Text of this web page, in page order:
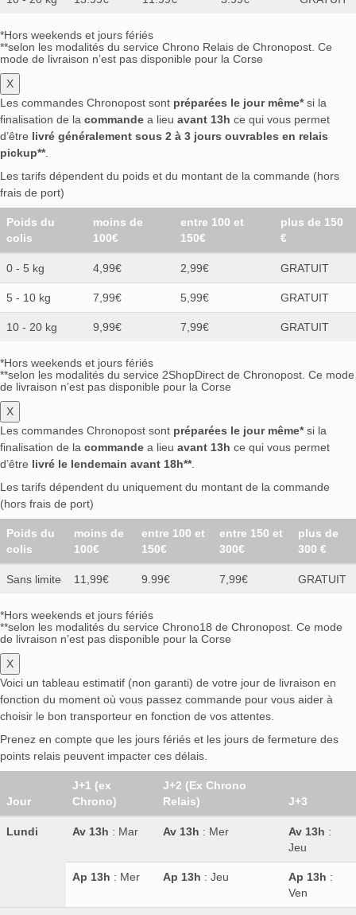
*Hors weekends et jours fériés
**selon les modalités du service Chrono Relais de Chronopost. Ce
mode de livraison n’est pas disponible pour la Corse
X
Les commandes Chronopost sont préparées le jour même*si la
finalisation de la commande a lieu avant 13h ce qui vous permet
d’être livré généralement sous 2 à 3 jours ouvrables en relais
pickup**.
Les tarifs dépendent du poids et du montant de la commande (hors
frais de port)
Poids du
colis
moins de
100€
entre 100 et
150€
plus de 150
€
0 - 5 kg 4,99€ 2,99€ GRATUIT
5 - 10 kg 7,99€ 5,99€ GRATUIT
10 - 20 kg 9,99€ 7,99€ GRATUIT
*Hors weekends et jours fériés
**selon les modalités du service 2ShopDirect de Chronopost. Ce mode
de livraison n’est pas disponible pour la Corse
X
Les commandes Chronopost sont préparées le jour même*si la
finalisation de la commande a lieu avant 13h ce qui vous permet
d’être livré le lendemain avant 18h**.
Les tarifs dépendent du uniquement du montant de la commande
(hors frais de port)
Poids du
colis
moins de
100€
entre 100 et
150€
entre 150 et
300€
plus de
300 €
Sans limite 11,99€ 9.99€ 7,99€ GRATUIT
*Hors weekends et jours fériés
**selon les modalités du service Chrono18 de Chronopost. Ce mode
de livraison n’est pas disponible pour la Corse
X
Voici un tableau estimatif (non garanti) de votre jour de livraison en
fonction du moment où vous passez commande pour vous aider à
choisir le bon transporteur en fonction de vos attentes.
Prenez en compte que les jours fériés et les jours de fermeture des
points relais peuvent impacter ces délais.
Jour
J+1 (ex
Chrono)
J+2 (Ex Chrono
Relais)
J+3
Lundi Av 13h : Mar Av 13h : Mer Av 13h :
Jeu
Ap 13h : Mer Ap 13h : Jeu Ap 13h :
Ven